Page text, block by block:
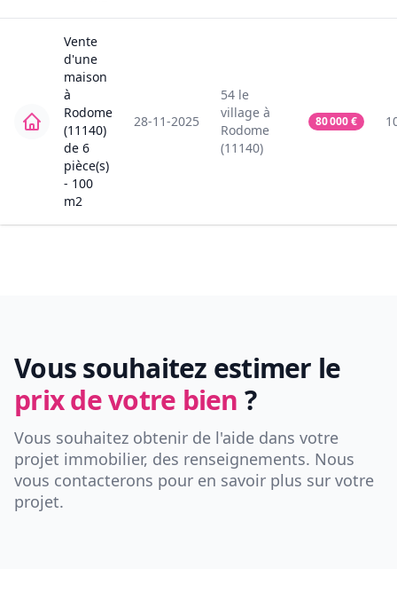
Vente
d'une
maison
à
Rodome
(11140)
de 6
pièce(s)
- 100
m2
28-11-2025
54 le
village à
Rodome
(11140)
80 000€
Vous souhaitez estimer le
prix de votre bien ?
Vous souhaitez obtenir de l'aide dans votre
projet immobilier, des renseignements. Nous
vous contacterons pour en savoir plus sur votre
projet.